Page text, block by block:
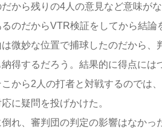
から残りの4人の意見など意味が
のだからVTR検証をしてから結論
微妙な位置で捕球したのだから、
得するだろう。結果的に得点には
から2人の打者と対戦するのでは
に疑問を投げかけた。
れ、審判団の判定の影響はなかっ